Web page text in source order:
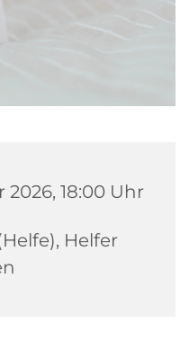
18:00 Uhr
Helfer